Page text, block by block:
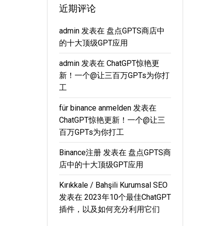
近期评论
admin 发表在 盘点GPTS商店中
的十大顶级GPT应用
admin 发表在 ChatGPT惊艳更
新！一个@让三百万GPTs为你打
工
für binance anmelden 发表在
ChatGPT惊艳更新！一个@让三
百万GPTs为你打工
Binance注册 发表在 盘点GPTS商
店中的十大顶级GPT应用
Kırıkkale / Bahşili Kurumsal SEO
发表在 2023年10个最佳ChatGPT
插件，以及如何充分利用它们